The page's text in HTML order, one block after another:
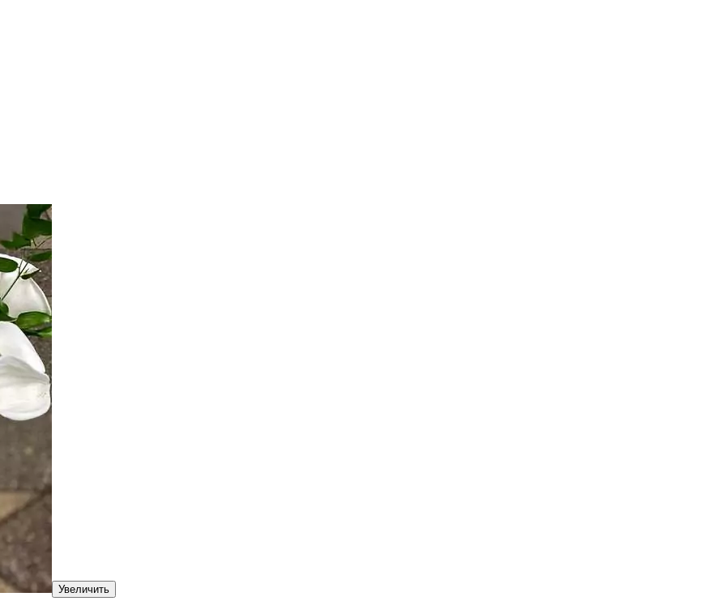
Увеличить